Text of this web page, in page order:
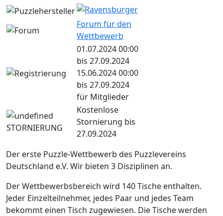
Forum für den
Wettbewerb
01.07.2024 00:00
bis 27.09.2024
15.06.2024 00:00
bis 27.09.2024
für Mitglieder
Kostenlose
Stornierung bis
27.09.2024
Der erste Puzzle-Wettbewerb des Puzzlevereins
Deutschland e.V. Wir bieten 3 Disziplinen an.
Der Wettbewerbsbereich wird 140 Tische enthalten.
Jeder Einzelteilnehmer, jedes Paar und jedes Team
bekommt einen Tisch zugewiesen. Die Tische werden